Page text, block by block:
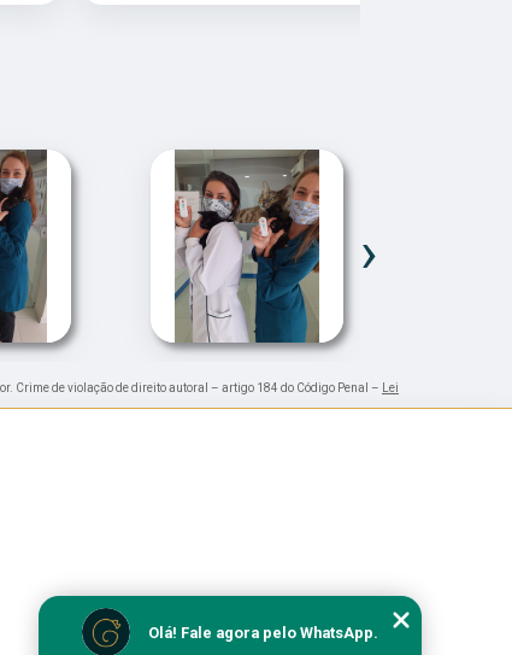
›
Crime de violação de direito autoral – artigo 184 do Código Penal – Lei
Olá! Fale agora pelo WhatsApp.